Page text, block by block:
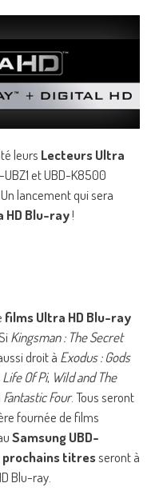
leurs Lecteurs Ultra
UBZ1 et UBD-K8500
… Un lancement qui sera
HD Blu-ray!
films Ultra HD Blu-ray
Kingsman : The Secret
droit à Exodus : Gods
Life Of Pi, Wild and The
Fantastic Four. Tous seront
fournée de films
Samsung UBD-
prochains titresseront à
Blu-ray.